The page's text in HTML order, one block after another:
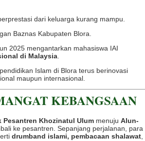
dari keluarga kurang mampu.
Baznas Kabupaten Blora.
2025 mengantarkan mahasiswa IAI
di Malaysia
Islam di Blora terus berinovasi
maupun internasional.
KEBANGSAAN
Pesantren Khozinatul Ulum menuju Alun-
ke pesantren. Sepanjang perjalanan, para
drumband islami, pembacaan shalawat